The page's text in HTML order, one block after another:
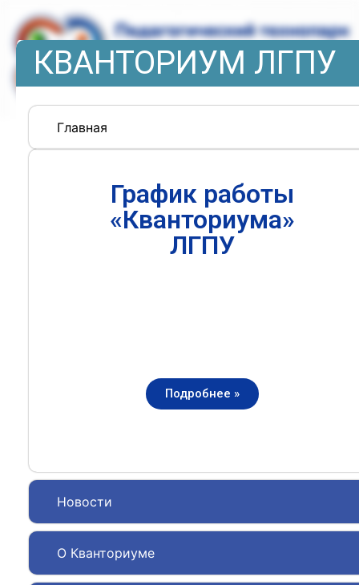
КВАНТОРИУМ ЛГПУ
Главная
Новости
О Кванториуме
График работы
«Кванториума»
ЛГПУ
Подробнее »